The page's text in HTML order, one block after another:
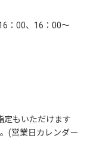
：00、16：00～
定もいただけます
(営業日カレンダー